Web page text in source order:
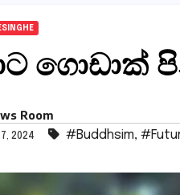
ගොඩාක්
Room
7, 2024 #Buddhsim,